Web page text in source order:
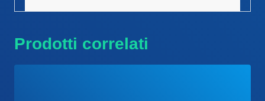
Prodotti correlati